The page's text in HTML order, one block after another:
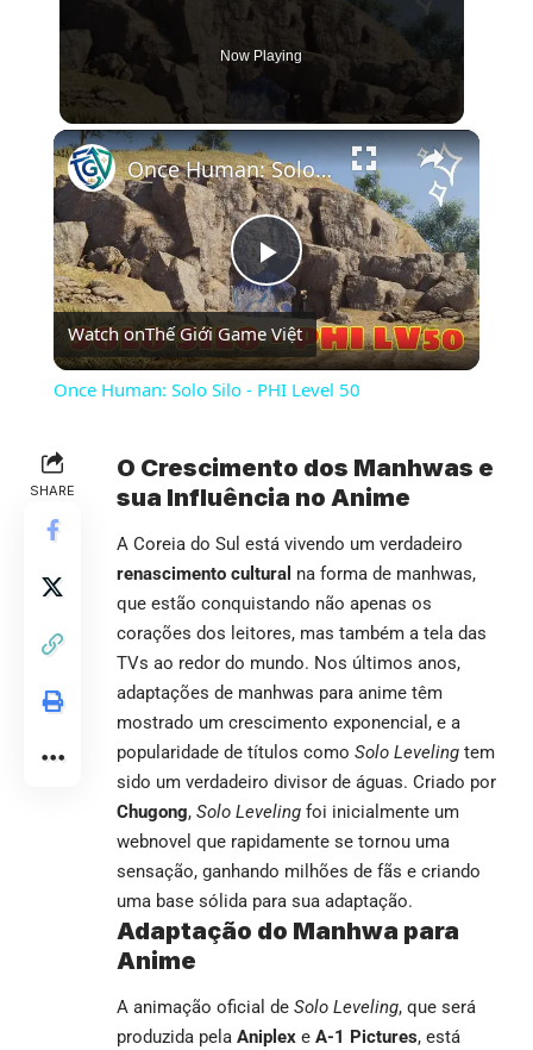
Now Playing
×
Play
Video
Once Human: Solo Silo - PHI Level 50
Watch onThế Giới Game Việt
Once Human: Solo Silo - PHI Level 50
SHARE
O Crescimento dos Manhwas e
sua Influência no Anime
A Coreia do Sul está vivendo um verdadeiro
renascimento cultural na forma de manhwas,
que estão conquistando não apenas os
corações dos leitores, mas também a tela das
TVs ao redor do mundo. Nos últimos anos,
adaptações de manhwas para anime têm
mostrado um crescimento exponencial, e a
popularidade de títulos como Solo Leveling tem
sido um verdadeiro divisor de águas. Criado por
Chugong, Solo Leveling foi inicialmente um
webnovel que rapidamente se tornou uma
sensação, ganhando milhões de fãs e criando
uma base sólida para sua adaptação.
Adaptação do Manhwa para
Anime
A animação oficial de Solo Leveling, que será
produzida pela Aniplex e A-1 Pictures, está